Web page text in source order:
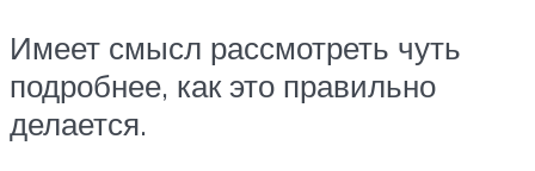
Имеет смысл рассмотреть чуть
подробнее, как это правильно
делается.